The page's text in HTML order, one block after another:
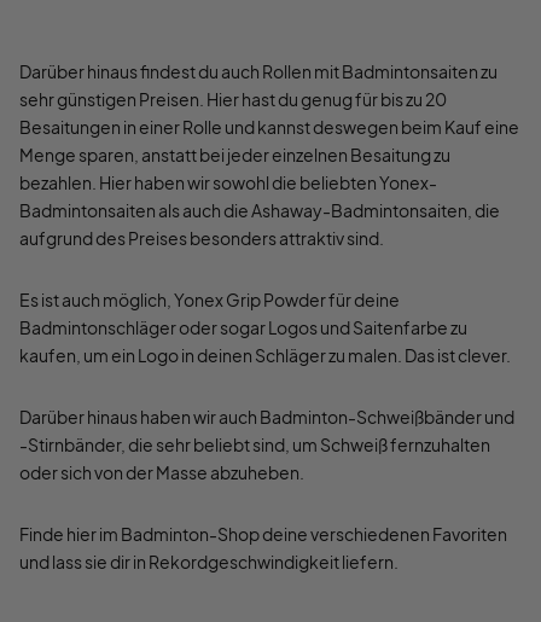
Darüber hinaus findest du auch Rollen mit Badmintonsaiten zu
sehr günstigen Preisen. Hier hast du genug für bis zu 20
Besaitungen in einer Rolle und kannst deswegen beim Kauf eine
Menge sparen, anstatt bei jeder einzelnen Besaitung zu
bezahlen. Hier haben wir sowohl die beliebten Yonex-
Badmintonsaiten als auch die Ashaway-Badmintonsaiten, die
aufgrund des Preises besonders attraktiv sind.
Es ist auch möglich, Yonex Grip Powder für deine
Badmintonschläger oder sogar Logos und Saitenfarbe zu
kaufen, um ein Logo in deinen Schläger zu malen. Das ist clever.
Darüber hinaus haben wir auch Badminton-Schweißbänder und
-Stirnbänder, die sehr beliebt sind, um Schweiß fernzuhalten
oder sich von der Masse abzuheben.
Finde hier im Badminton-Shop deine verschiedenen Favoriten
und lass sie dir in Rekordgeschwindigkeit liefern.